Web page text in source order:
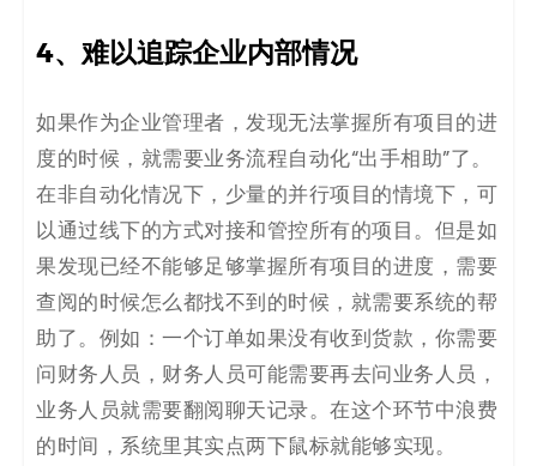
4、难以追踪企业内部情况
如果作为企业管理者，发现无法掌握所有项目的进
度的时候，就需要业务流程自动化“出手相助”了。
在非自动化情况下，少量的并行项目的情境下，可
以通过线下的方式对接和管控所有的项目。但是如
果发现已经不能够足够掌握所有项目的进度，需要
查阅的时候怎么都找不到的时候，就需要系统的帮
助了。例如：一个订单如果没有收到货款，你需要
问财务人员，财务人员可能需要再去问业务人员，
业务人员就需要翻阅聊天记录。在这个环节中浪费
的时间，系统里其实点两下鼠标就能够实现。